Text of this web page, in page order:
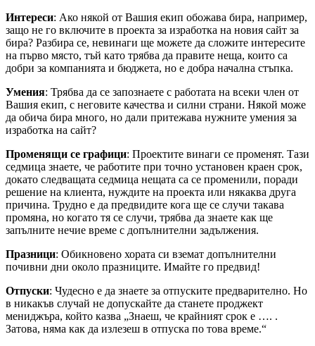
Интереси: Ако някой от Вашия екип обожава бира, например,
защо не го включите в проекта за изработка на новия сайт за
бира? Разбира се, невинаги ще можете да сложите интересите
на първо място, тъй като трябва да правите неща, които са
добри за компанията и бюджета, но е добра начална стъпка.
Умения: Трябва да се запознаете с работата на всеки член от
Вашия екип, с неговите качества и силни страни. Някой може
да обича бира много, но дали притежава нужните умения за
изработка на сайт?
Променящи се графици: Проектите винаги се променят. Тази
седмица знаете, че работите при точно установен краен срок,
докато следващата седмица нещата са се променили, поради
решение на клиента, нуждите на проекта или някаква друга
причина. Трудно е да предвидите кога ще се случи такава
промяна, но когато тя се случи, трябва да знаете как ще
запълните нечие време с допълнителни задължения.
Празници: Обикновено хората си вземат допълнителни
почивни дни около празниците. Имайте го предвид!
Отпуски: Чудесно е да знаете за отпуските предварително. Но
в никакъв случай не допускайте да станете проджект
мениджъра, който казва „Знаеш, че крайният срок е …. .
Затова, няма как да излезеш в отпуска по това време.“